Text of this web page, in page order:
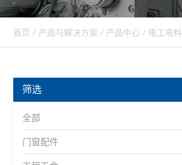
首页 / 产品与解决方案 / 产品中心 / 电工电料
筛选
全部
门窗配件